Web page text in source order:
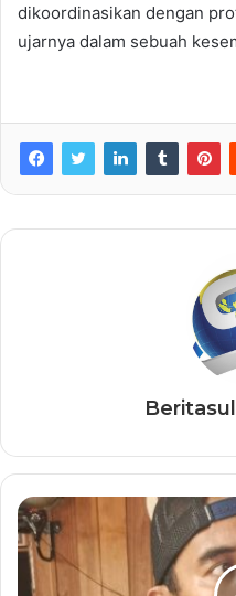
dikoordinasikan dengan
ujarnya dalam sebuah